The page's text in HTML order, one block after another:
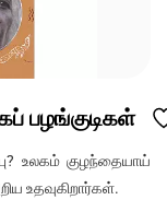
பழங்குடிகள்
உலகம் குழந்தையாய்
உதவுகிறார்கள்.